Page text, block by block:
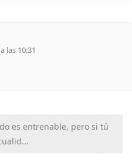
las 10:31
es entrenable, pero si tú